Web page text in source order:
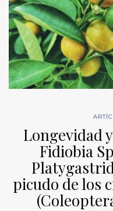
Longevidad
Fidiobia
picudo de los